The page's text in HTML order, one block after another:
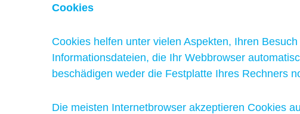
Cookies
Cookies helfen unter vielen Aspekten, Ihren
Informationsdateien, die Ihr Webbrowser
beschädigen weder die Festplatte Ihres Rechners
Die meisten Internetbrowser akzeptieren Cookies